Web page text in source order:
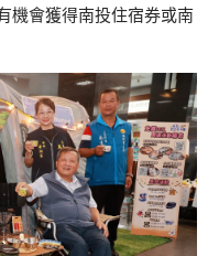
機會獲得南投住宿券或南